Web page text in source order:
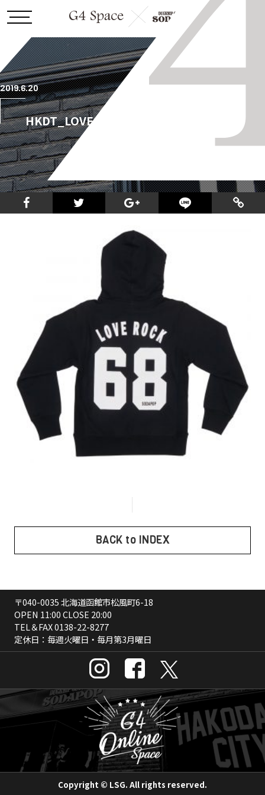
2019.6.20
BACK to INDEX
〒040-0035 北海道函館市松風町6-18
OPEN 11:00 CLOSE 20:00
TEL＆FAX0138-22-8277
定休日：毎週火曜日・毎月第3月曜日
Copyright © LSG. All rights reserved.